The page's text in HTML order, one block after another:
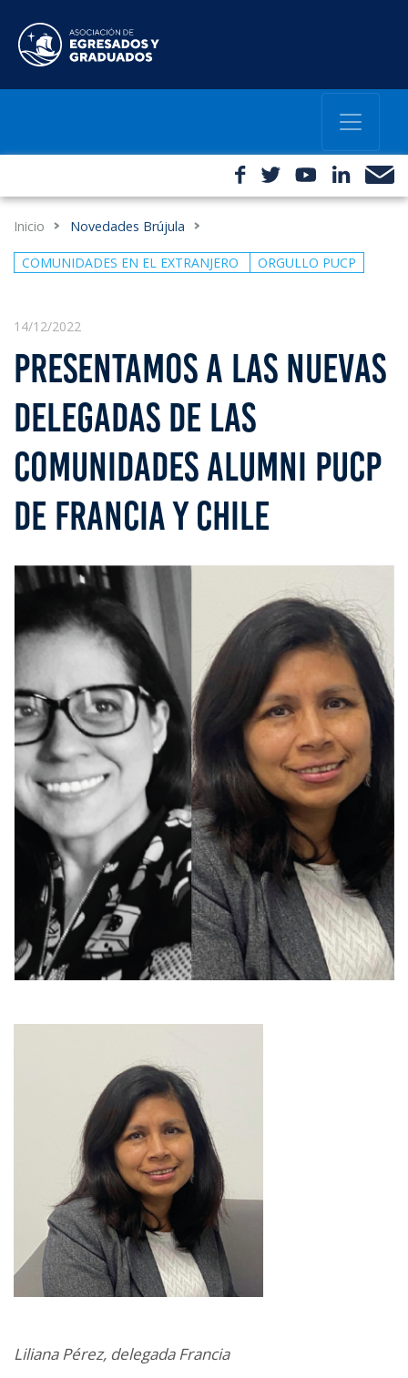
Inicio Novedades Brújula
COMUNIDADES EN EL EXTRANJERO ORGULLO PUCP
14/12/2022
PRESENTAMOS A LAS NUEVAS
DELEGADAS DE LAS
COMUNIDADES ALUMNI PUCP
DE FRANCIA Y CHILE
Liliana Pérez, delegada Francia